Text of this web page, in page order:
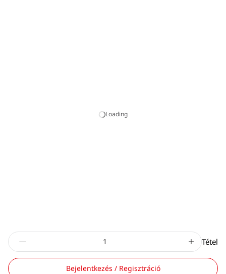
Loading
Tétel
Bejelentkezés / Regisztráció